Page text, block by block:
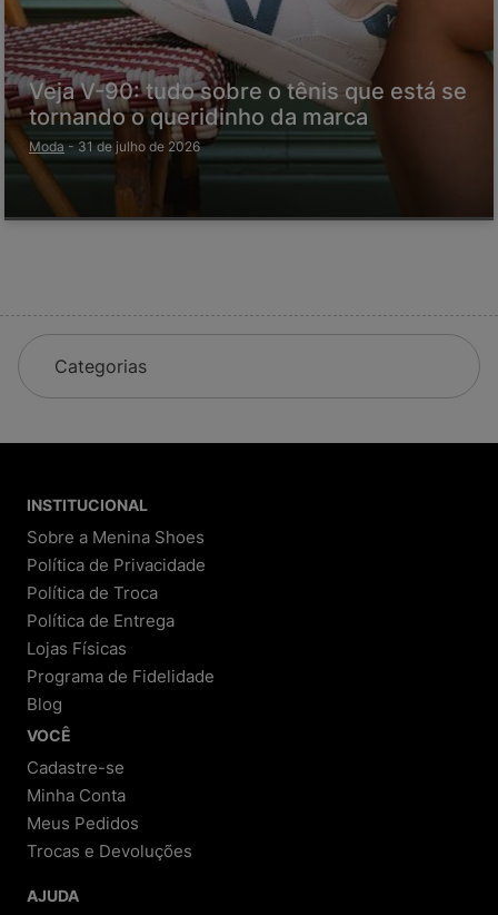
Veja V-90: tudo sobre o tênis que está se
tornando o queridinho da marca
Moda - 31 de julho de 2026
Categorias
INSTITUCIONAL
Sobre a Menina Shoes
Política de Privacidade
Política de Troca
Política de Entrega
Lojas Físicas
Programa de Fidelidade
Blog
VOCÊ
Cadastre-se
Minha Conta
Meus Pedidos
Trocas e Devoluções
AJUDA